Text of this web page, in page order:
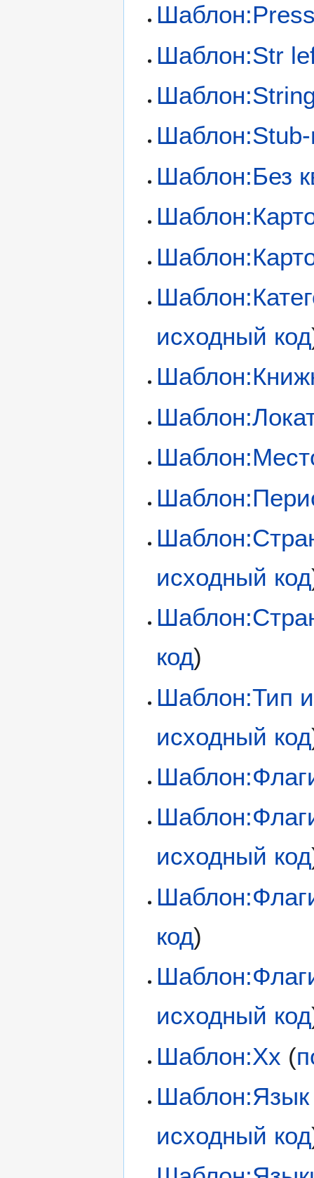
Шаблон:Str
Шаблон:Без
исходный код
исходный код
код)
Шаблон:Тип
исходный код
исходный код
код)
исходный код
Шаблон:Хх (
исходный код